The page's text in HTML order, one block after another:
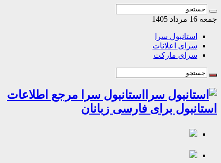
1405
استانبول سرا
سرای اعلانات
سرای مارکت
استانبول سرا مرجع اطلاعات
برای فارسی زبانان